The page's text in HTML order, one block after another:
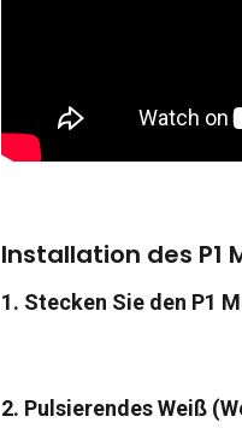
Installation des P1
1. Stecken Sie den P1
2. Pulsierendes Weiß